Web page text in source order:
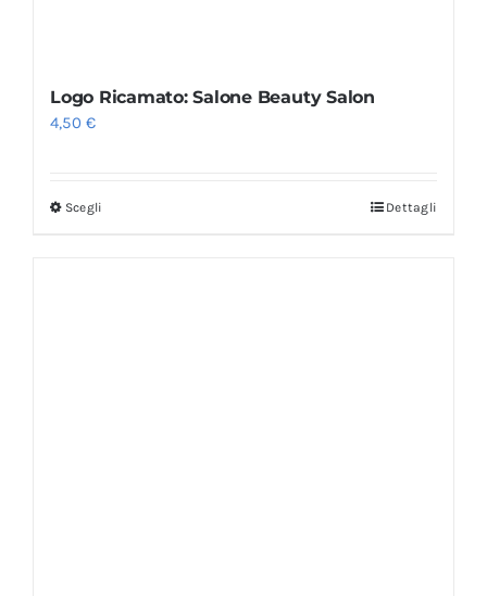
Logo Ricamato: Salone Beauty Salon
4,50€
Scegli Dettagli